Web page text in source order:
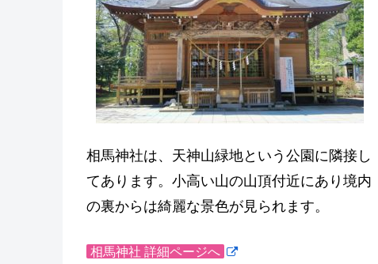
相馬神社は、天神山緑地という公園に隣接し
てあります。小高い山の山頂付近にあり境内
の裏からは綺麗な景色が見られます。
相馬神社 詳細ページへ